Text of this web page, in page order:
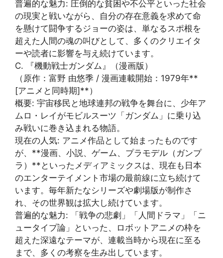
普遍的な魅力: 圧倒的な貧困や不公平といった社会
の現実と戦いながら、自分の存在意義を求めて命
を懸けて闘争するジョーの姿は、単なるスポ根を
超えた人間の魂の叫びとして、多くのクリエイタ
ーや読者に影響を与え続けています。
C. 『機動戦士ガンダム』（漫画版）
（原作：富野 由悠季 / 漫画連載開始：1979年**
[アニメと同時期]**）
概要: 宇宙移民と地球連邦の戦争を舞台に、少年ア
ムロ・レイがモビルスーツ「ガンダム」に乗り込
み戦いに巻き込まれる物語。
現在の人気: アニメ作品として始まったものです
が、**漫画、小説、ゲーム、プラモデル（ガンプ
ラ）**といったメディアミックスは、現在も日本
のエンターテイメント市場の最前線に立ち続けて
います。毎年新たなシリーズや劇場版が制作さ
れ、その世界観は拡大し続けています。
普遍的な魅力: 「戦争の悲劇」「人間ドラマ」「ニ
ュータイプ論」といった、ロボットアニメの枠を
超えた深遠なテーマが、連載当時から現在に至る
まで、多くの考察を生み出しています。